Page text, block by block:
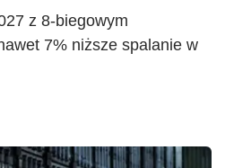
z 8-biegowym
7% niższe spalanie w